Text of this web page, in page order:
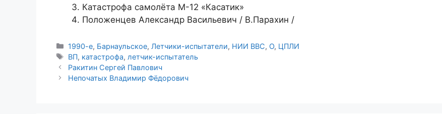
Катастрофа самолёта М-12 «Касатик»
Положенцев Александр Васильевич / В.Парахин /
Рубрики
1990-е, Барнаульское,Летчики-испытатели, НИИ ВВС, О, ЦПЛИ
Метки
ВП, катастрофа, летчик-испытатель
Ракитин Сергей Павлович
Непочатых Владимир Фёдорович